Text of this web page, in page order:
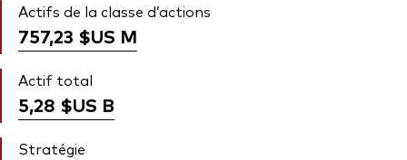
Actifs de la classe d’actions
757,23 $US M
Actif total
5,28 $US B
Stratégie